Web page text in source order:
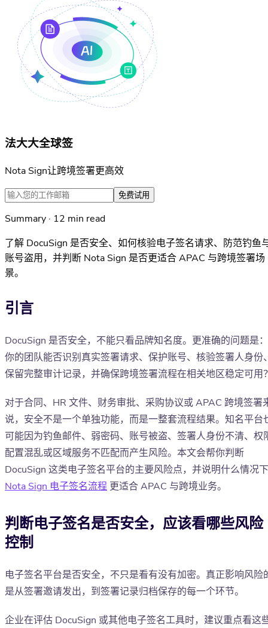
法大大全球签
Nota Sign让跨境签署更高效
免费试用
Summary · 12 min read
了解 DocuSign 是否安全、如何核验电子签名请求、防范钓鱼
账号盗用，并判断 Nota Sign 是否更适合 APAC 与跨境签署场
景。
引言
DocuSign 是否安全，不能只看品牌知名度。更准确的问题是：
你的团队能否识别真实签署请求、保护账号、核验签署人身份
保留完整审计记录，并确保跨境签署流程在相关地区稳定可用
对于合同、HR 文件、财务审批、采购协议或 APAC 跨境签署
说，安全不是一个单独功能，而是一整套流程结果。知名平台
可能因为钓鱼邮件、弱密码、账号被盗、签署人身份不清、权
配置混乱或区域服务不匹配而产生风险。本文会帮你判断
DocuSign 这类电子签名平台的主要风险点，并说明什么情况下
Nota Sign 电子签名流程 更适合 APAC 与跨境业务。
判断电子签名是否安全，应该看哪些风险
控制
电子签名平台是否安全，不只是看有没有加密。真正影响风险
是从签署邀请发出，到签署记录归档保存的每一个环节。
企业在评估 DocuSign 或其他电子签名工具时，建议重点看这